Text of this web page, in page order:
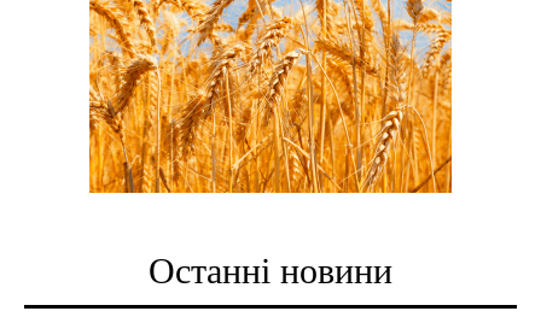
Останні новини